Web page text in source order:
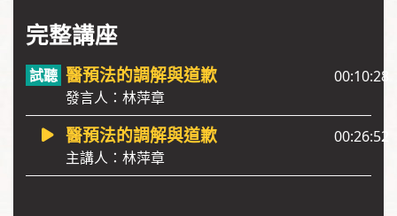
完整講座
醫預法的調解與道歉
發言人：林萍章
00:10:28
醫預法的調解與道歉
主講人：林萍章
00:26:52